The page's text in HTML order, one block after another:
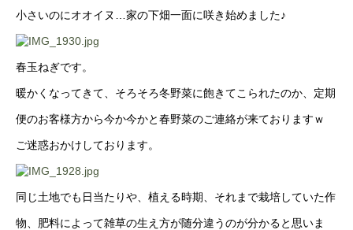
小さいのにオオイヌ…家の下畑一面に咲き始めました♪
春玉ねぎです。
暖かくなってきて、そろそろ冬野菜に飽きてこられたのか、定期
便のお客様方から今か今かと春野菜のご連絡が来ておりますｗ
ご迷惑おかけしております。
同じ土地でも日当たりや、植える時期、それまで栽培していた作
物、肥料によって雑草の生え方が随分違うのが分かると思いま